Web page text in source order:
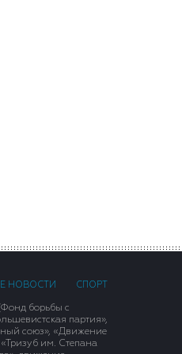
НОВОСТИ СПОРТ
борьбы с
партия»,
союз», «Движение
им. Степана